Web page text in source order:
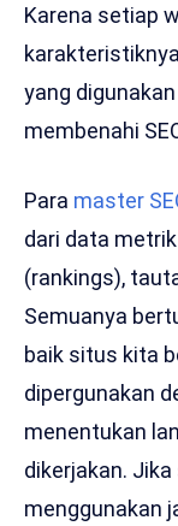
Karena setiap
yang
membenahi
Para master
dari data
(rankings),
Semuanya
baik situs kita
dipergunakan
menentukan
dikerjakan.
menggunakan